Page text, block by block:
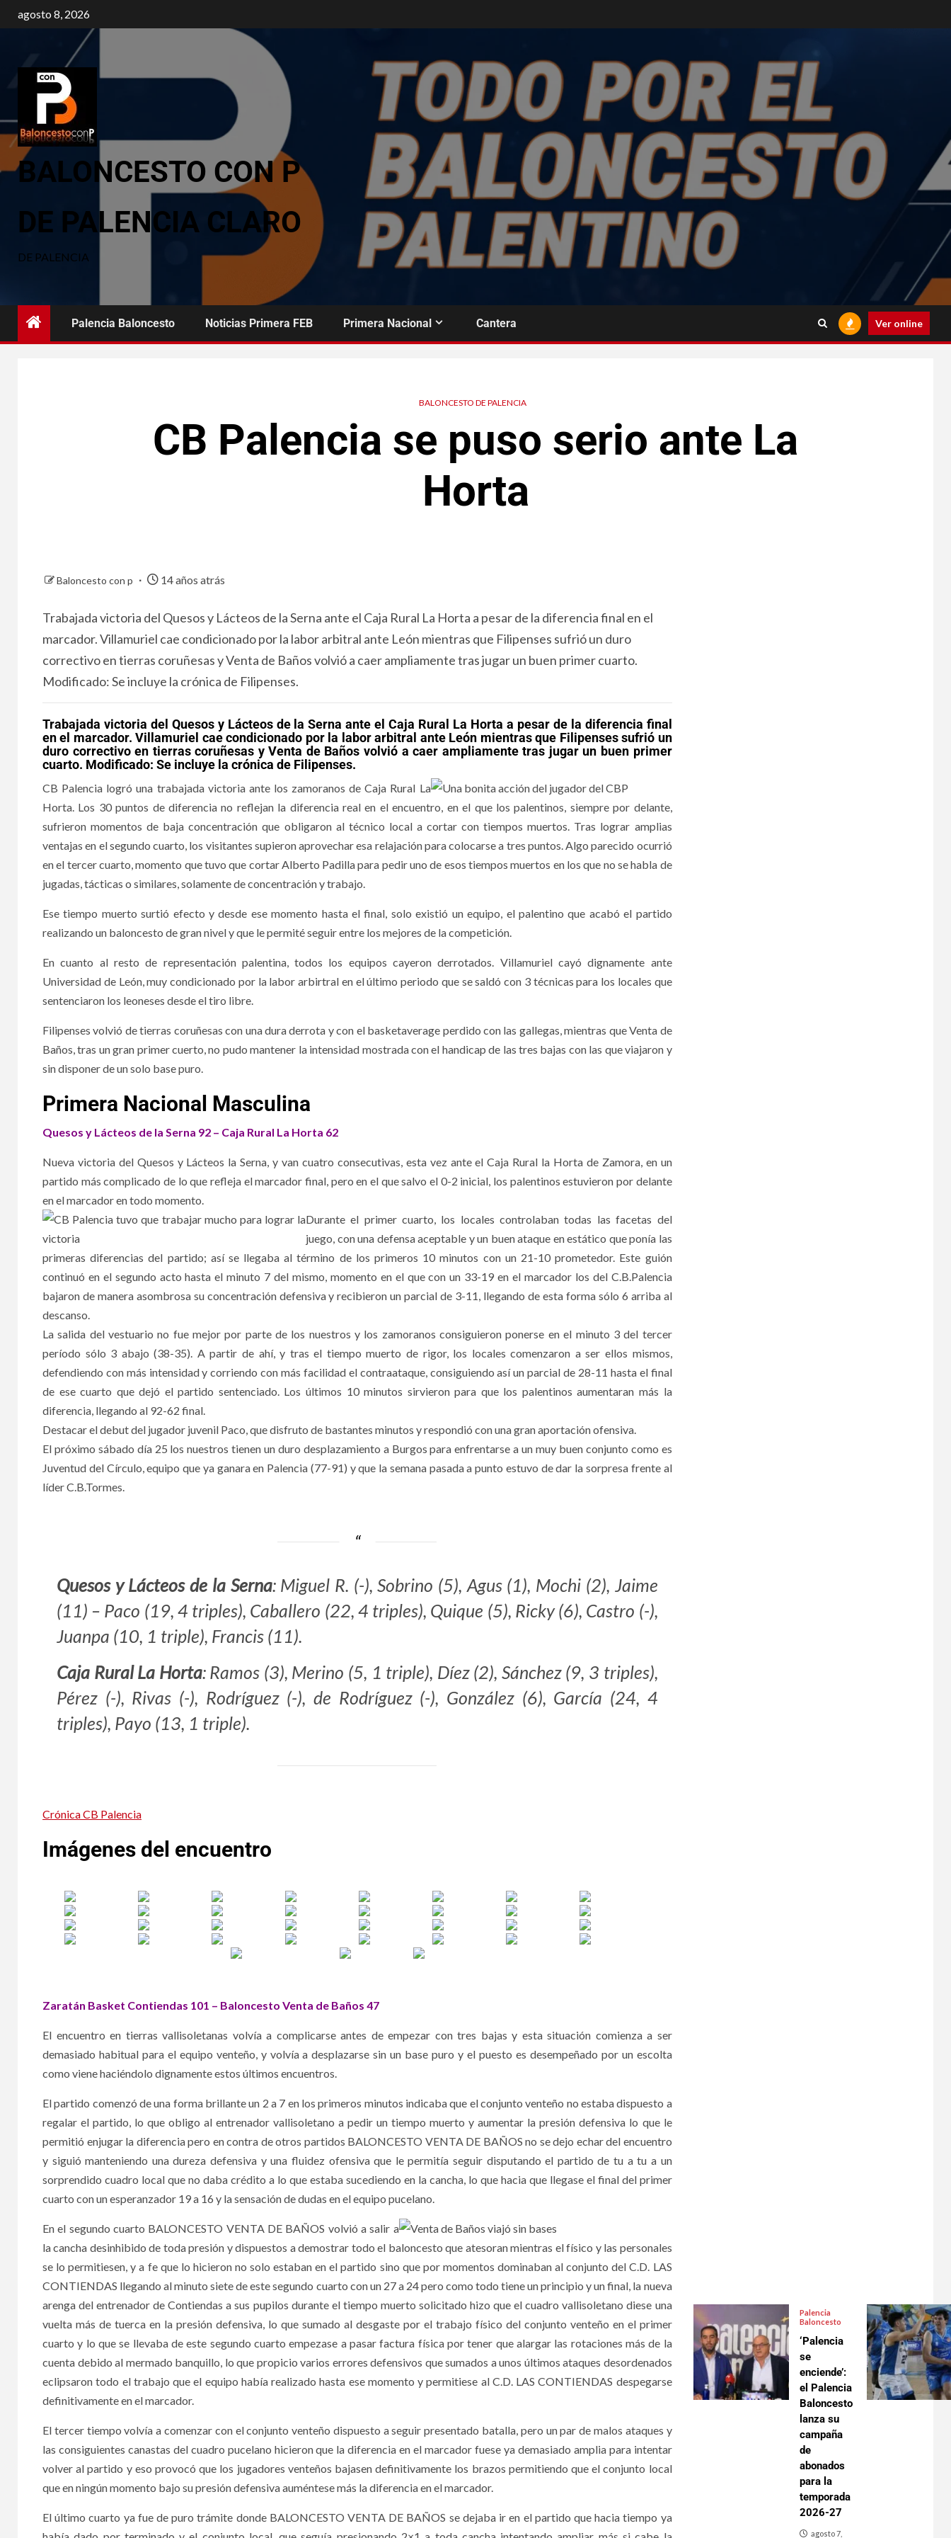
agosto 8, 2026
BALONCESTO CON P
DE PALENCIA CLARO
DE PALENCIA
Palencia Baloncesto Noticias Primera FEB Primera Nacional Cantera Ver online
BALONCESTO DE PALENCIA
CB Palencia se puso serio ante La
Horta
Baloncesto con p 14 años atrás
Trabajada victoria del Quesos y Lácteos de la Serna ante el Caja Rural La Horta a pesar de la diferencia final en el
marcador. Villamuriel cae condicionado por la labor arbitral ante León mientras que Filipenses sufrió un duro
correctivo en tierras coruñesas y Venta de Baños volvió a caer ampliamente tras jugar un buen primer cuarto.
Modificado: Se incluye la crónica de Filipenses.
Trabajada victoria del Quesos y Lácteos de la Serna ante el Caja Rural La Horta a pesar de la diferencia final
en el marcador. Villamuriel cae condicionado por la labor arbitral ante León mientras que Filipenses sufrió un
duro correctivo en tierras coruñesas y Venta de Baños volvió a caer ampliamente tras jugar un buen primer
cuarto. Modificado: Se incluye la crónica de Filipenses.
CB Palencia logró una trabajada victoria ante los zamoranos de Caja Rural La
Horta. Los 30 puntos de diferencia no reflejan la diferencia real en el encuentro, en el que los palentinos, siempre por delante,
sufrieron momentos de baja concentración que obligaron al técnico local a cortar con tiempos muertos. Tras lograr amplias
ventajas en el segundo cuarto, los visitantes supieron aprovechar esa relajación para colocarse a tres puntos. Algo parecido ocurrió
en el tercer cuarto, momento que tuvo que cortar Alberto Padilla para pedir uno de esos tiempos muertos en los que no se habla de
jugadas, tácticas o similares, solamente de concentración y trabajo.
Ese tiempo muerto surtió efecto y desde ese momento hasta el final, solo existió un equipo, el palentino que acabó el partido
realizando un baloncesto de gran nivel y que le permité seguir entre los mejores de la competición.
En cuanto al resto de representación palentina, todos los equipos cayeron derrotados. Villamuriel cayó dignamente ante
Universidad de León, muy condicionado por la labor arbirtral en el último periodo que se saldó con 3 técnicas para los locales que
sentenciaron los leoneses desde el tiro libre.
Filipenses volvió de tierras coruñesas con una dura derrota y con el basketaverage perdido con las gallegas, mientras que Venta de
Baños, tras un gran primer cuerto, no pudo mantener la intensidad mostrada con el handicap de las tres bajas con las que viajaron y
sin disponer de un solo base puro.
Primera Nacional Masculina
Quesos y Lácteos de la Serna 92 – Caja Rural La Horta 62
Nueva victoria del Quesos y Lácteos la Serna, y van cuatro consecutivas, esta vez ante el Caja Rural la Horta de Zamora, en un
partido más complicado de lo que refleja el marcador final, pero en el que salvo el 0-2 inicial, los palentinos estuvieron por delante
en el marcador en todo momento.
Durante el primer cuarto, los locales controlaban todas las facetas del
juego, con una defensa aceptable y un buen ataque en estático que ponía las
primeras diferencias del partido; así se llegaba al término de los primeros 10 minutos con un 21-10 prometedor. Este guión
continuó en el segundo acto hasta el minuto 7 del mismo, momento en el que con un 33-19 en el marcador los del C.B.Palencia
bajaron de manera asombrosa su concentración defensiva y recibieron un parcial de 3-11, llegando de esta forma sólo 6 arriba al
descanso.
La salida del vestuario no fue mejor por parte de los nuestros y los zamoranos consiguieron ponerse en el minuto 3 del tercer
período sólo 3 abajo (38-35). A partir de ahí, y tras el tiempo muerto de rigor, los locales comenzaron a ser ellos mismos,
defendiendo con más intensidad y corriendo con más facilidad el contraataque, consiguiendo así un parcial de 28-11 hasta el final
de ese cuarto que dejó el partido sentenciado. Los últimos 10 minutos sirvieron para que los palentinos aumentaran más la
diferencia, llegando al 92-62 final.
Destacar el debut del jugador juvenil Paco, que disfruto de bastantes minutos y respondió con una gran aportación ofensiva.
El próximo sábado día 25 los nuestros tienen un duro desplazamiento a Burgos para enfrentarse a un muy buen conjunto como es
Juventud del Círculo, equipo que ya ganara en Palencia (77-91) y que la semana pasada a punto estuvo de dar la sorpresa frente al
líder C.B.Tormes.
Quesos y Lácteos de la Serna: Miguel R. (-), Sobrino (5), Agus (1), Mochi (2), Jaime
(11) – Paco (19, 4 triples), Caballero (22, 4 triples), Quique (5), Ricky (6), Castro (-),
Juanpa (10, 1 triple), Francis (11).
Caja Rural La Horta: Ramos (3), Merino (5, 1 triple), Díez (2), Sánchez (9, 3 triples),
Pérez (-), Rivas (-), Rodríguez (-), de Rodríguez (-), González (6), García (24, 4
triples), Payo (13, 1 triple).
Crónica CB Palencia
Imágenes del encuentro
Zaratán Basket Contiendas 101 – Baloncesto Venta de Baños 47
El encuentro en tierras vallisoletanas volvía a complicarse antes de empezar con tres bajas y esta situación comienza a ser
demasiado habitual para el equipo venteño, y volvía a desplazarse sin un base puro y el puesto es desempeñado por un escolta
como viene haciéndolo dignamente estos últimos encuentros.
El partido comenzó de una forma brillante un 2 a 7 en los primeros minutos indicaba que el conjunto venteño no estaba dispuesto a
regalar el partido, lo que obligo al entrenador vallisoletano a pedir un tiempo muerto y aumentar la presión defensiva lo que le
permitió enjugar la diferencia pero en contra de otros partidos BALONCESTO VENTA DE BAÑOS no se dejo echar del encuentro
y siguió manteniendo una dureza defensiva y una fluidez ofensiva que le permitía seguir disputando el partido de tu a tu a un
sorprendido cuadro local que no daba crédito a lo que estaba sucediendo en la cancha, lo que hacia que llegase el final del primer
cuarto con un esperanzador 19 a 16 y la sensación de dudas en el equipo pucelano.
En el segundo cuarto BALONCESTO VENTA DE BAÑOS volvió a salir a
la cancha desinhibido de toda presión y dispuestos a demostrar todo el baloncesto que atesoran mientras el físico y las personales
se lo permitiesen, y a fe que lo hicieron no solo estaban en el partido sino que por momentos dominaban al conjunto del C.D. LAS
CONTIENDAS llegando al minuto siete de este segundo cuarto con un 27 a 24 pero como todo tiene un principio y un final, la nueva
arenga del entrenador de Contiendas a sus pupilos durante el tiempo muerto solicitado hizo que el cuadro vallisoletano diese una
vuelta más de tuerca en la presión defensiva, lo que sumado al desgaste por el trabajo físico del conjunto venteño en el primer
cuarto y lo que se llevaba de este segundo cuarto empezase a pasar factura física por tener que alargar las rotaciones más de la
cuenta debido al mermado banquillo, lo que propicio varios errores defensivos que sumados a unos últimos ataques desordenados
eclipsaron todo el trabajo que el equipo había realizado hasta ese momento y permitiese al C.D. LAS CONTIENDAS despegarse
definitivamente en el marcador.
El tercer tiempo volvía a comenzar con el conjunto venteño dispuesto a seguir presentado batalla, pero un par de malos ataques y
las consiguientes canastas del cuadro pucelano hicieron que la diferencia en el marcador fuese ya demasiado amplia para intentar
volver al partido y eso provocó que los jugadores venteños bajasen definitivamente los brazos permitiendo que el conjunto local
que en ningún momento bajo su presión defensiva auméntese más la diferencia en el marcador.
El último cuarto ya fue de puro trámite donde BALONCESTO VENTA DE BAÑOS se dejaba ir en el partido que hacia tiempo ya
Palencia
Baloncesto
‘Palencia
se
enciende’:
el Palencia
Baloncesto
lanza su
campaña
de
abonados
para la
temporada
2026-27
agosto 7,